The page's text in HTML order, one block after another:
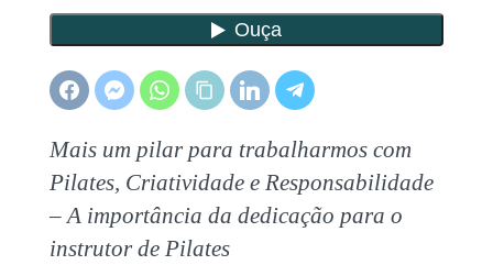
Mais um pilar para trabalharmos com
Pilates, Criatividade e Responsabilidade
– A importância da dedicação para o
instrutor de Pilates